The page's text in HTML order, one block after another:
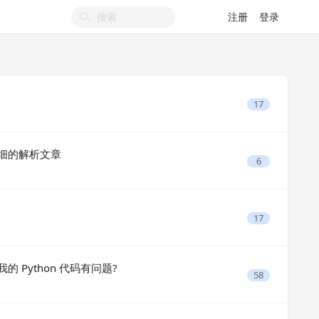
注册 登录
17
的解析文章 6
17
的 Python 代码有问题? 58